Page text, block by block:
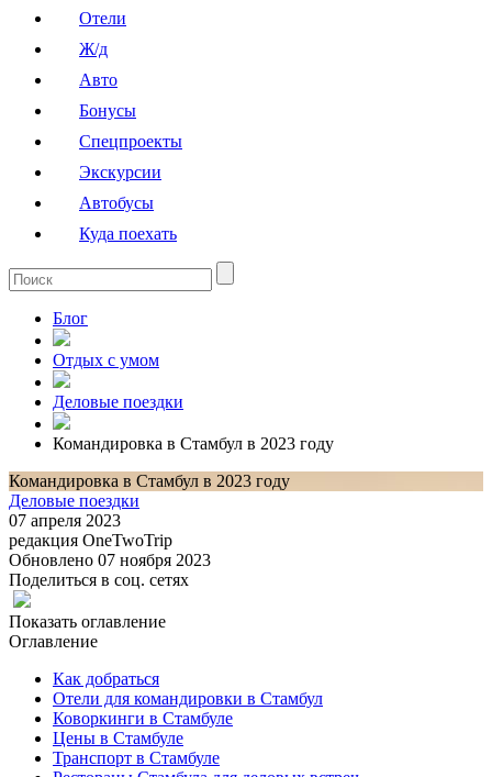
Отели
Ж/д
Авто
Бонусы
Спецпроекты
Экскурсии
Автобусы
Куда поехать
Блог
Отдых с умом
Деловые поездки
Командировка в Стамбул в 2023 году
Командировка в Стамбул в 2023 году
Деловые поездки
07 апреля 2023
редакция OneTwoTrip
Обновлено 07 ноября 2023
Поделиться в соц. сетях
Показать оглавление
Оглавление
Как добраться
Отели для командировки в Стамбул
Коворкинги в Стамбуле
Цены в Стамбуле
Транспорт в Стамбуле